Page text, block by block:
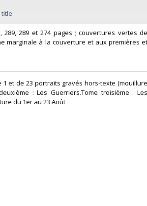
title
289, 289 et 274 pages ; couvertures vertes de
marginale à la couverture et aux premières et
et de 23 portraits gravés hors-texte (mouillure
: Les Guerriers.Tome troisième : Les
du 1er au 23 Août‎